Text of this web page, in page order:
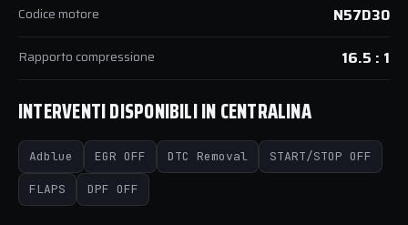
Codice motore N57D30
Rapporto compressione 16.5 : 1
INTERVENTI DISPONIBILI IN CENTRALINA
Adblue EGR OFF DTC Removal START/STOP OFF
FLAPS DPF OFF